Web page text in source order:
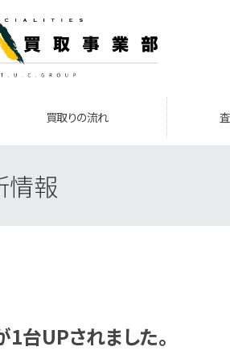
買取りの流れ
情報
1台UPされました。